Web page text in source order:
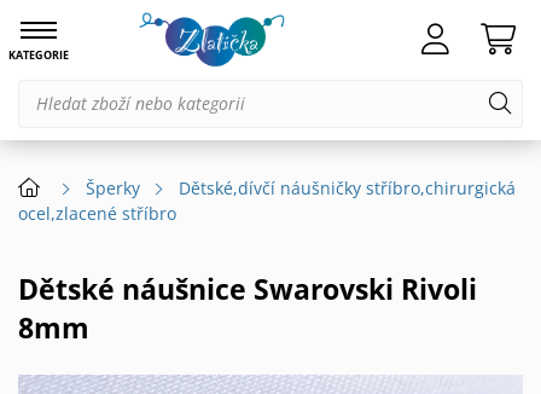
KATEGORIE
Šperky
Dětské,dívčí náušničky stříbro,chirurgická
ocel,zlacené stříbro
Dětské náušnice Swarovski Rivoli
8mm